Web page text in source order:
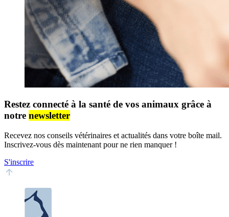
Restez connecté à la santé de vos animaux grâce à
notre newsletter
Recevez nos conseils vétérinaires et actualités dans votre boîte mail.
Inscrivez-vous dès maintenant pour ne rien manquer !
S'inscrire